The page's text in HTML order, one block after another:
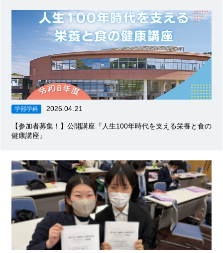
学部学科 2026.04.21
【参加者募集！】公開講座『人生100年時代を支える栄養と食の
健康講座』